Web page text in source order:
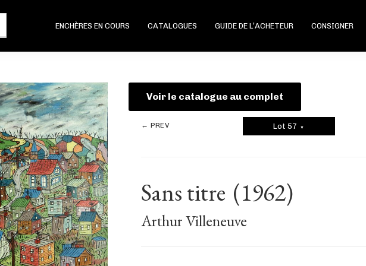
ENCHÈRES EN COURS CATALOGUES GUIDE DE L’ACHETEUR CONSIGNER
Voir le catalogue au complet
← PREV Lot 57 ▼
Sans titre (1962)
Arthur Villeneuve